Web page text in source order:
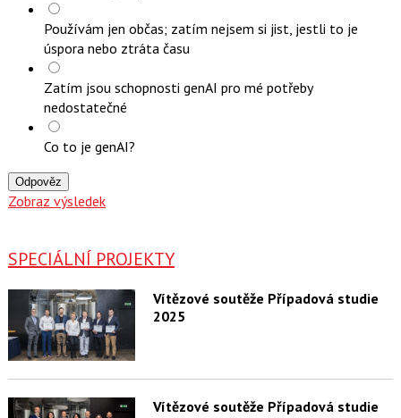
Používám jen občas; zatím nejsem si jist, jestli to je
úspora nebo ztráta času
Zatím jsou schopnosti genAI pro mé potřeby
nedostatečné
Co to je genAI?
Odpověz
Zobraz výsledek
SPECIÁLNÍ PROJEKTY
Vítězové soutěže Případová studie
2025
Vítězové soutěže Případová studie